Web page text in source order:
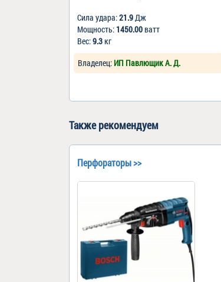
Сила удара:21.9Дж
Мощность: 1450.00ватт
Вес:9.3кг
Владелец: ИП Павлющик А. Д.
Также рекомендуем
Перфораторы >>